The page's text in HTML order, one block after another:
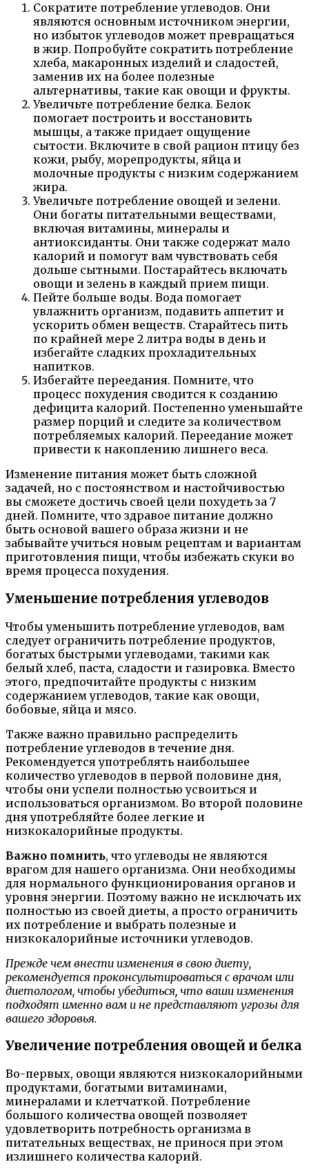
Сократите потребление углеводов. Они
являются основным источником энергии,
но избыток углеводов может превращаться
в жир. Попробуйте сократить потребление
хлеба, макаронных изделий и сладостей,
заменив их на более полезные
альтернативы, такие как овощи и фрукты.
Увеличьте потребление белка. Белок
помогает построить и восстановить
мышцы, а также придает ощущение
сытости. Включите в свой рацион птицу без
кожи, рыбу, морепродукты, яйца и
молочные продукты с низким содержанием
жира.
Увеличьте потребление овощей и зелени.
Они богаты питательными веществами,
включая витамины, минералы и
антиоксиданты. Они также содержат мало
калорий и помогут вам чувствовать себя
дольше сытными. Постарайтесь включать
овощи и зелень в каждый прием пищи.
Пейте больше воды. Вода помогает
увлажнить организм, подавить аппетит и
ускорить обмен веществ. Старайтесь пить
по крайней мере 2 литра воды в день и
избегайте сладких прохладительных
напитков.
Избегайте переедания. Помните, что
процесс похудения сводится к созданию
дефицита калорий. Постепенно уменьшайте
размер порций и следите за количеством
потребляемых калорий. Переедание может
привести к накоплению лишнего веса.
Изменение питания может быть сложной
задачей, но с постоянством и настойчивостью
вы сможете достичь своей цели похудеть за 7
дней. Помните, что здравое питание должно
быть основой вашего образа жизни и не
забывайте учиться новым рецептам и вариантам
приготовления пищи, чтобы избежать скуки во
время процесса похудения.
Уменьшение потребления углеводов
Чтобы уменьшить потребление углеводов, вам
следует ограничить потребление продуктов,
богатых быстрыми углеводами, такими как
белый хлеб, паста, сладости и газировка. Вместо
этого, предпочитайте продукты с низким
содержанием углеводов, такие как овощи,
бобовые, яйца и мясо.
Также важно правильно распределить
потребление углеводов в течение дня.
Рекомендуется употреблять наибольшее
количество углеводов в первой половине дня,
чтобы они успели полностью усвоиться и
использоваться организмом. Во второй половине
дня употребляйте более легкие и
низкокалорийные продукты.
Важно помнить, что углеводы не являются
врагом для нашего организма. Они необходимы
для нормального функционирования органов и
уровня энергии. Поэтому важно не исключать их
полностью из своей диеты, а просто ограничить
их потребление и выбрать полезные и
низкокалорийные источники углеводов.
Прежде чем внести изменения в свою диету,
рекомендуется проконсультироваться с врачом или
диетологом, чтобы убедиться, что ваши изменения
подходят именно вам и не представляют угрозы для
вашего здоровья.
Увеличение потребления овощей и белка
Во-первых, овощи являются низкокалорийными
продуктами, богатыми витаминами,
минералами и клетчаткой. Потребление
большого количества овощей позволяет
удовлетворить потребность организма в
питательных веществах, не принося при этом
излишнего количества калорий.